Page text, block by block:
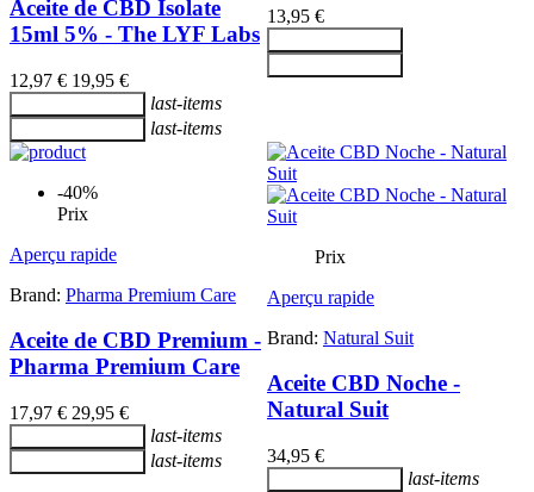
Aceite de CBD Isolate
15ml 5% - The LYF Labs
12,97 € 19,95 €
last-items
last-items
13,95 €
-40%
Prix
Aperçu rapide
Brand: Pharma Premium Care
Aceite de CBD Premium -
Pharma Premium Care
17,97 € 29,95 €
last-items
last-items
Prix
Aperçu rapide
Brand: Natural Suit
Aceite CBD Noche -
Natural Suit
34,95 €
last-items